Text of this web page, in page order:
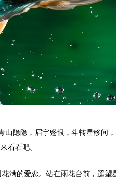
山隐隐，眉宇蹙恨，斗转星移间
看看吧。
满的爱恋。站在雨花台前，遥望